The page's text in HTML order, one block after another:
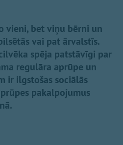
vieni, bet viņu bērni un
vai pat ārvalstīs.
spēja patstāvīgi par
regulāra aprūpe un
ir ilgstošas sociālās
pakalpojumus